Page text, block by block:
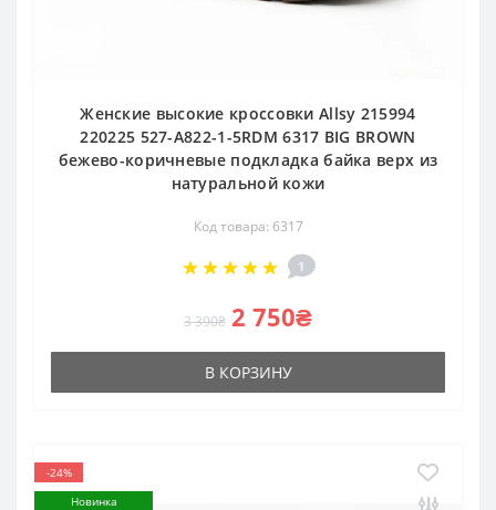
Женские высокие кроссовки Allsy 215994
220225 527-A822-1-5RDM 6317 BIG BROWN
бежево-коричневые подкладка байка верх из
натуральной кожи
Код товара: 6317
1
3 390₴ 2 750₴
В КОРЗИНУ
-24%
Новинка